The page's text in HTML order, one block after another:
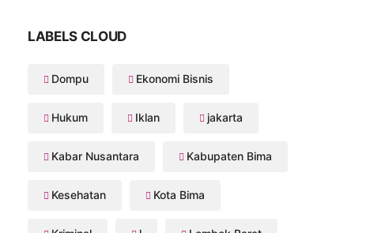
LABELS CLOUD
Dompu Ekonomi Bisnis
Hukum Iklan jakarta
Kabar Nusantara Kabupaten Bima
Kesehatan Kota Bima